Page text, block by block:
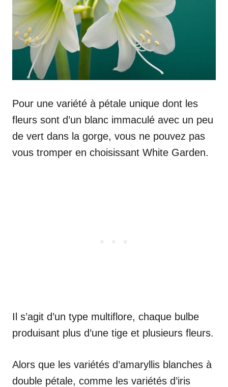
Pour une variété à pétale unique dont les
fleurs sont d’un blanc immaculé avec un peu
de vert dans la gorge, vous ne pouvez pas
vous tromper en choisissant White Garden.
Il s’agit d’un type multiflore, chaque bulbe
produisant plus d’une tige et plusieurs fleurs.
Alors que les variétés d’amaryllis blanches à
double pétale, comme les variétés d’iris